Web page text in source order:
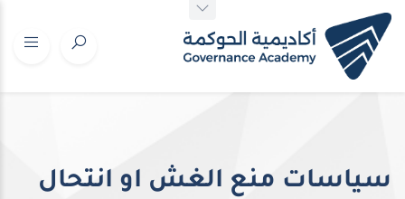
سياسات منع الغش او انتحال